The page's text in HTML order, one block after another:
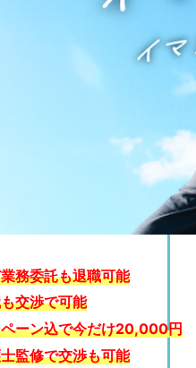
務委託も退職可能
交渉で可能
ーン込で今だけ20,000円
監修で交渉も可能